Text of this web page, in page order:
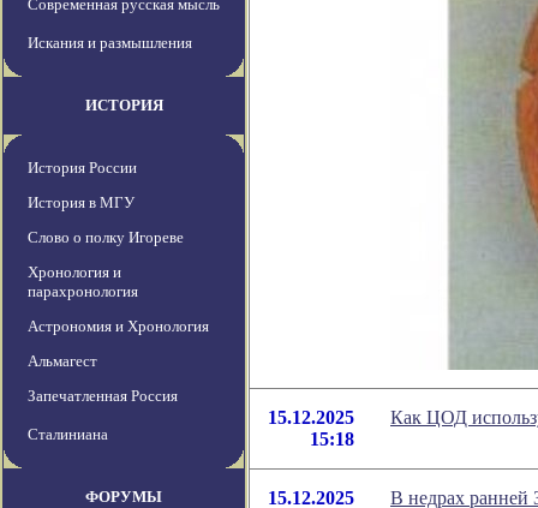
Современная русская мысль
Искания и размышления
ИСТОРИЯ
История России
История в МГУ
Слово о полку Игореве
Хронология и
парахронология
Астрономия и Хронология
Альмагест
Запечатленная Россия
Сталиниана
ФОРУМЫ
15.12.2025
15:18
Как ЦОД
15.12.2025
В недрах ранней